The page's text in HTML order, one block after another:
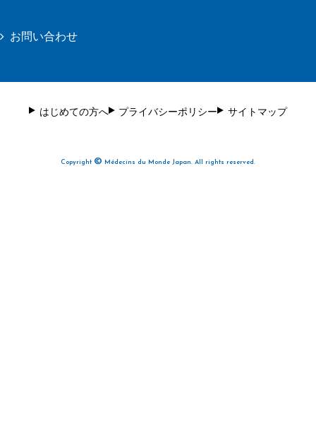
お問い合わせ
はじめての方へ プライバシーポリシー サイトマップ
Copyright © Médecins du Monde Japan. All rights reserved.